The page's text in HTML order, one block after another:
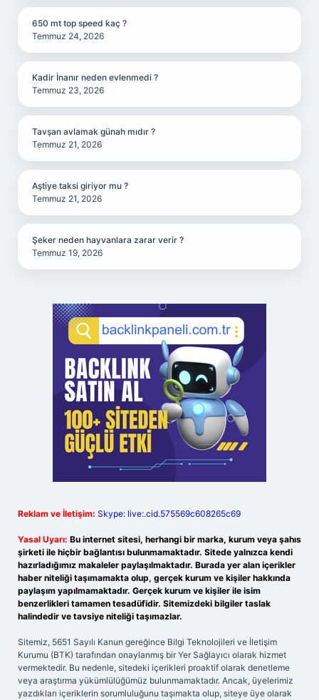
650 mt top speed kaç ?
Temmuz 24, 2026
Kadir İnanır neden evlenmedi ?
Temmuz 23, 2026
Tavşan avlamak günah mıdır ?
Temmuz 21, 2026
Aştiye taksi giriyor mu ?
Temmuz 21, 2026
Şeker neden hayvanlara zarar verir ?
Temmuz 19, 2026
Reklam ve İletişim: Skype: live:.cid.575569c608265c69
Yasal Uyarı: Bu internet sitesi, herhangi bir marka, kurum veya şahıs
şirketi ile hiçbir bağlantısı bulunmamaktadır. Sitede yalnızca kendi
hazırladığımız makaleler paylaşılmaktadır. Burada yer alan içerikler
haber niteliği taşımamakta olup, gerçek kurum ve kişiler hakkında
paylaşım yapılmamaktadır. Gerçek kurum ve kişiler ile isim
benzerlikleri tamamen tesadüfidir. Sitemizdeki bilgiler taslak
halindedir ve tavsiye niteliği taşımazlar.
Sitemiz, 5651 Sayılı Kanun gereğince Bilgi Teknolojileri ve İletişim
Kurumu (BTK) tarafından onaylanmış bir Yer Sağlayıcı olarak hizmet
vermektedir. Bu nedenle, sitedeki içerikleri proaktif olarak denetleme
veya araştırma yükümlülüğümüz bulunmamaktadır. Ancak, üyelerimiz
yazdıkları içeriklerin sorumluluğunu taşımakta olup, siteye üye olarak